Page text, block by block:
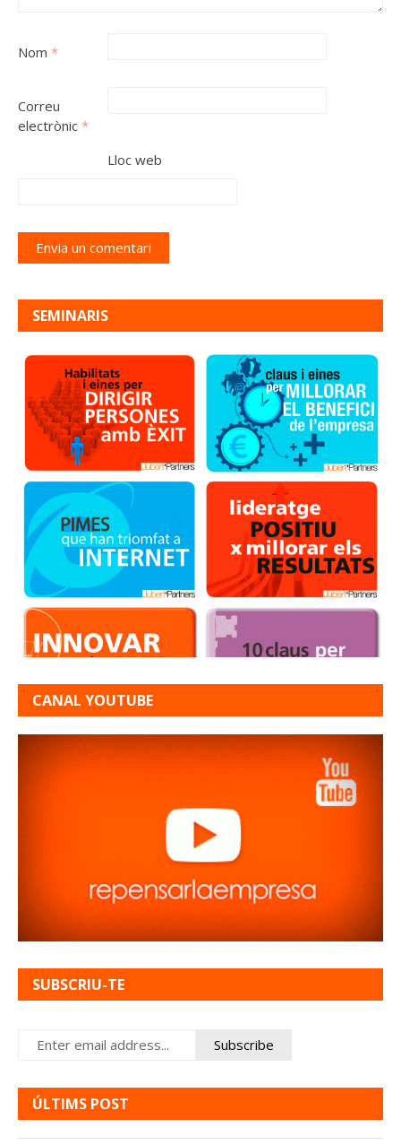
Nom *
Correu
electrònic *
Lloc web
SEMINARIS
CANAL YOUTUBE
SUBSCRIU-TE
ÚLTIMS POST